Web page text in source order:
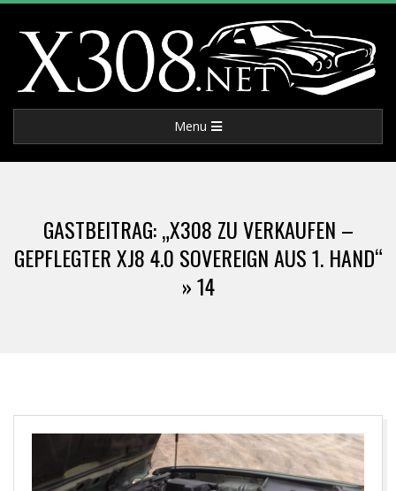
content
X
3
8
E
T
Navigation
Menu
GASTBEITRAG: „X308 ZU VERKAUFEN –
GEPFLEGTER XJ8 4.0 SOVEREIGN AUS 1. HAND“
»14